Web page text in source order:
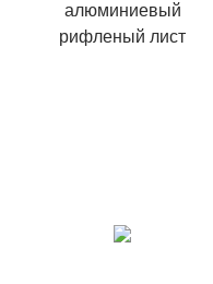
алюминиевый
рифленый лист